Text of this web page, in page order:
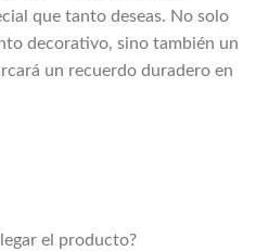
que tanto deseas. No solo
decorativo, sino también un
un recuerdo duradero en
el producto?